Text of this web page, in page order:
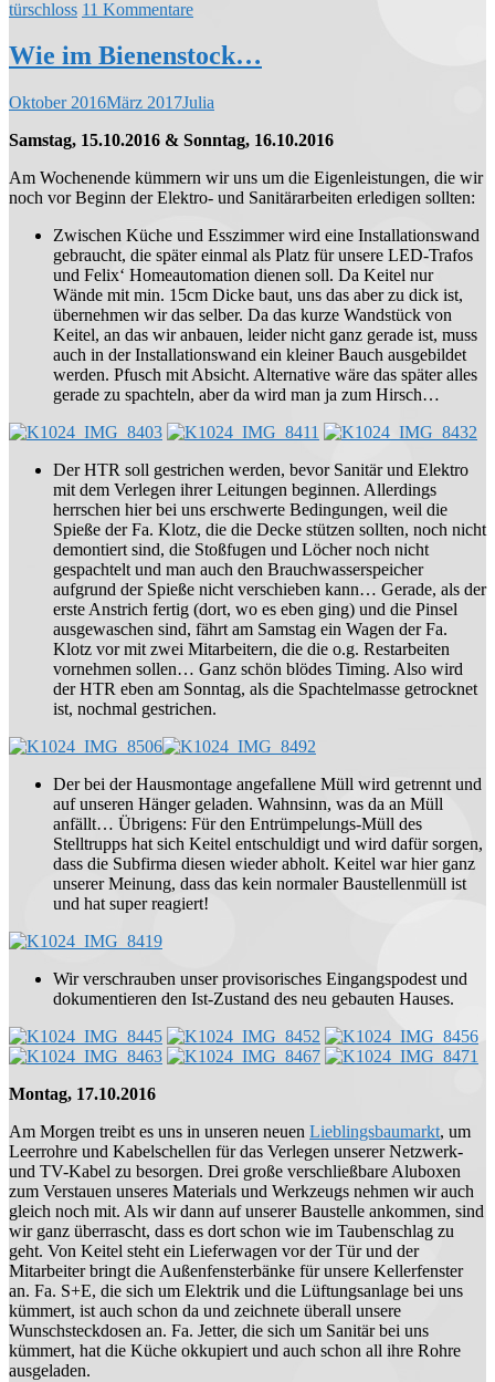
türschloss 11 Kommentare
Wie im Bienenstock…
Oktober 2016März 2017Julia
Samstag, 15.10.2016 & Sonntag, 16.10.2016
Am Wochenende kümmern wir uns um die Eigenleistungen, die wir
noch vor Beginn der Elektro- und Sanitärarbeiten erledigen sollten:
Zwischen Küche und Esszimmer wird eine Installationswand
gebraucht, die später einmal als Platz für unsere LED-Trafos
und Felix‘ Homeautomation dienen soll. Da Keitel nur
Wände mit min. 15cm Dicke baut, uns das aber zu dick ist,
übernehmen wir das selber. Da das kurze Wandstück von
Keitel, an das wir anbauen, leider nicht ganz gerade ist, muss
auch in der Installationswand ein kleiner Bauch ausgebildet
werden. Pfusch mit Absicht. Alternative wäre das später alles
gerade zu spachteln, aber da wird man ja zum Hirsch…
Der HTR soll gestrichen werden, bevor Sanitär und Elektro
mit dem Verlegen ihrer Leitungen beginnen. Allerdings
herrschen hier bei uns erschwerte Bedingungen, weil die
Spieße der Fa. Klotz, die die Decke stützen sollten, noch nicht
demontiert sind, die Stoßfugen und Löcher noch nicht
gespachtelt und man auch den Brauchwasserspeicher
aufgrund der Spieße nicht verschieben kann… Gerade, als der
erste Anstrich fertig (dort, wo es eben ging) und die Pinsel
ausgewaschen sind, fährt am Samstag ein Wagen der Fa.
Klotz vor mit zwei Mitarbeitern, die die o.g. Restarbeiten
vornehmen sollen… Ganz schön blödes Timing. Also wird
der HTR eben am Sonntag, als die Spachtelmasse getrocknet
ist, nochmal gestrichen.
Der bei der Hausmontage angefallene Müll wird getrennt und
auf unseren Hänger geladen. Wahnsinn, was da an Müll
anfällt… Übrigens: Für den Entrümpelungs-Müll des
Stelltrupps hat sich Keitel entschuldigt und wird dafür sorgen,
dass die Subfirma diesen wieder abholt. Keitel war hier ganz
unserer Meinung, dass das kein normaler Baustellenmüll ist
und hat super reagiert!
Wir verschrauben unser provisorisches Eingangspodest und
dokumentieren den Ist-Zustand des neu gebauten Hauses.
Montag, 17.10.2016
Am Morgen treibt es uns in unseren neuen Lieblingsbaumarkt, um
Leerrohre und Kabelschellen für das Verlegen unserer Netzwerk-
und TV-Kabel zu besorgen. Drei große verschließbare Aluboxen
zum Verstauen unseres Materials und Werkzeugs nehmen wir auch
gleich noch mit. Als wir dann auf unserer Baustelle ankommen, sind
wir ganz überrascht, dass es dort schon wie im Taubenschlag zu
geht. Von Keitel steht ein Lieferwagen vor der Tür und der
Mitarbeiter bringt die Außenfensterbänke für unsere Kellerfenster
an. Fa. S+E, die sich um Elektrik und die Lüftungsanlage bei uns
kümmert, ist auch schon da und zeichnete überall unsere
Wunschsteckdosen an. Fa. Jetter, die sich um Sanitär bei uns
kümmert, hat die Küche okkupiert und auch schon all ihre Rohre
ausgeladen.